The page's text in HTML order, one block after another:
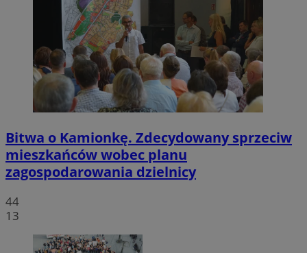
Bitwa o Kamionkę. Zdecydowany sprzeciw
mieszkańców wobec planu
zagospodarowania dzielnicy
44
13